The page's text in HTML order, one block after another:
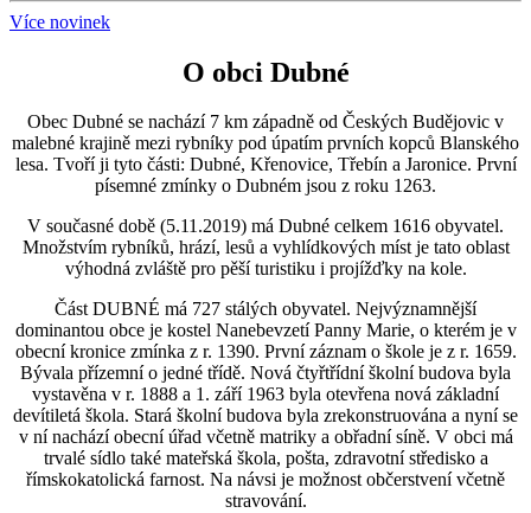
Více novinek
O obci Dubné
Obec Dubné se nachází 7 km západně od Českých Budějovic v
malebné krajině mezi rybníky pod úpatím prvních kopců Blanského
lesa. Tvoří ji tyto části: Dubné, Křenovice, Třebín a Jaronice. První
písemné zmínky o Dubném jsou z roku 1263.
V současné době (5.11.2019) má Dubné celkem 1616 obyvatel.
Množstvím rybníků, hrází, lesů a vyhlídkových míst je tato oblast
výhodná zvláště pro pěší turistiku i projížďky na kole.
Část DUBNÉ má 727 stálých obyvatel. Nejvýznamnější
dominantou obce je kostel Nanebevzetí Panny Marie, o kterém je v
obecní kronice zmínka z r. 1390. První záznam o škole je z r. 1659.
Bývala přízemní o jedné třídě. Nová čtyřtřídní školní budova byla
vystavěna v r. 1888 a 1. září 1963 byla otevřena nová základní
devítiletá škola. Stará školní budova byla zrekonstruována a nyní se
v ní nachází obecní úřad včetně matriky a obřadní síně. V obci má
trvalé sídlo také mateřská škola, pošta, zdravotní středisko a
římskokatolická farnost. Na návsi je možnost občerstvení včetně
stravování.